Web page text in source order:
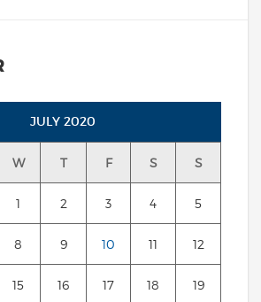
JULY 2020
W T F S S
1 2 3 4 5
8 9 10 11 12
15 16 17 18 19